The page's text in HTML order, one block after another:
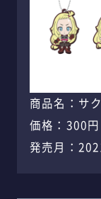
商品名：サ
価格：300円
発売月：